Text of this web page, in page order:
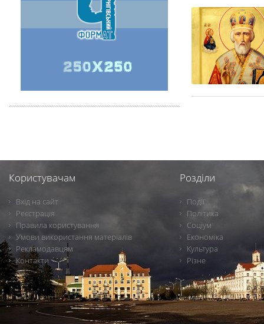
Користувачам
Вхід на сайт
Реєстрація
Правила користування
Умови використання матеріалів
Рекламодавцям
Контакти
Розділи
Події
Політика
Соціум
Економіка
Культура
Різне